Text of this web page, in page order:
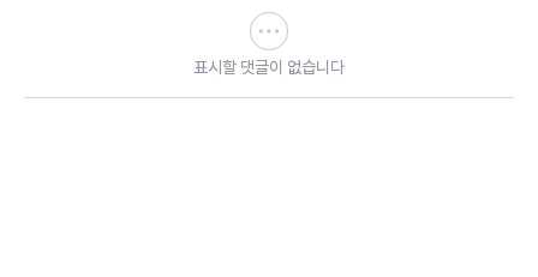
표시할 댓글이 없습니다